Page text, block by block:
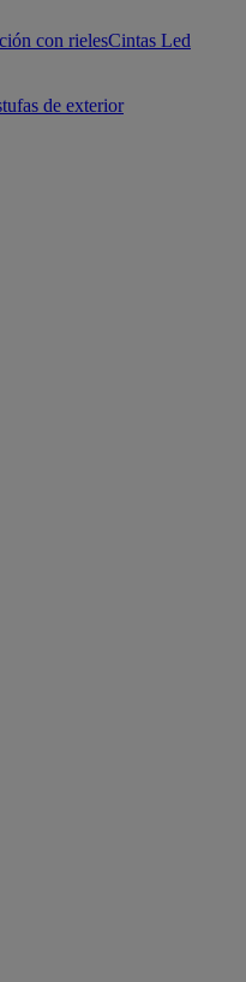
con rielesCintas Led
de exterior